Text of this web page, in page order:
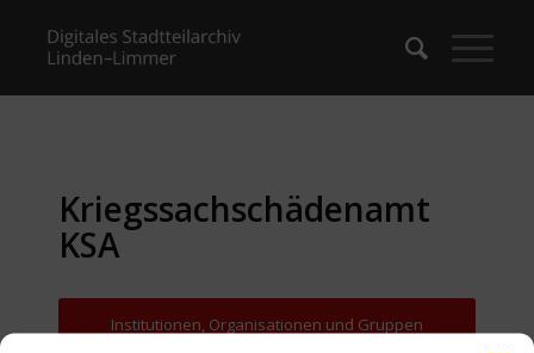
Kriegssachschädenamt
KSA
Institutionen, Organisationen und Gruppen